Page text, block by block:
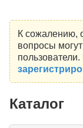
К сожалению,
вопросы
Каталог